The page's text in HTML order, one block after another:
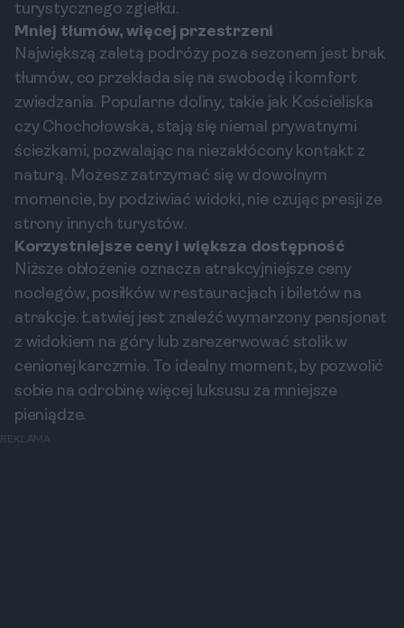
turystycznego zgiełku.
Mniej tłumów, więcej przestrzeni
Największą zaletą podróży poza sezonem jest brak
tłumów, co przekłada się na swobodę i komfort
zwiedzania. Popularne doliny, takie jak Kościeliska
czy Chochołowska, stają się niemal prywatnymi
ścieżkami, pozwalając na niezakłócony kontakt z
naturą. Możesz zatrzymać się w dowolnym
momencie, by podziwiać widoki, nie czując presji ze
strony innych turystów.
Korzystniejsze ceny i większa dostępność
Niższe obłożenie oznacza atrakcyjniejsze ceny
noclegów, posiłków w restauracjach i biletów na
atrakcje. Łatwiej jest znaleźć wymarzony pensjonat
z widokiem na góry lub zarezerwować stolik w
cenionej karczmie. To idealny moment, by pozwolić
sobie na odrobinę więcej luksusu za mniejsze
pieniądze.
REKLAMA